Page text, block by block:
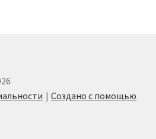
Создано с помощью